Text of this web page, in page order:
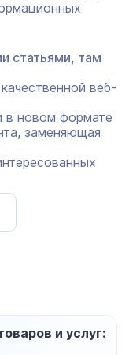
статьями, там
веб-
в новом формате
заменяющая
и услуг: